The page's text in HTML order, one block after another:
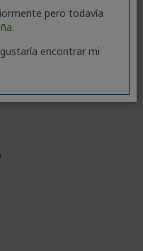
pero todavía
encontrar mi